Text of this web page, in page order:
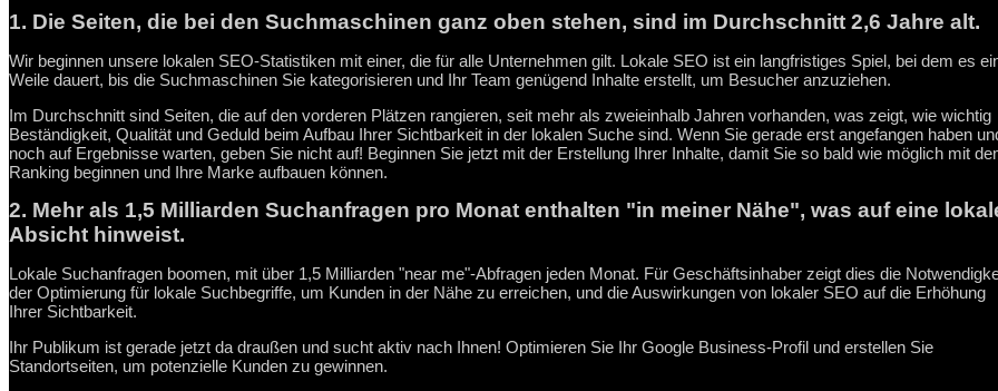
1. Die Seiten, die bei den Suchmaschinen ganz oben stehen, sind im Durchschnitt 2,6 Jahre alt.
Wir beginnen unsere lokalen SEO-Statistiken mit einer, die für alle Unternehmen gilt. Lokale SEO ist ein langfristiges Spiel, bei dem es
Weile dauert, bis die Suchmaschinen Sie kategorisieren und Ihr Team genügend Inhalte erstellt, um Besucher anzuziehen.
Im Durchschnitt sind Seiten, die auf den vorderen Plätzen rangieren, seit mehr als zweieinhalb Jahren vorhanden, was zeigt, wie wichtig
Beständigkeit, Qualität und Geduld beim Aufbau Ihrer Sichtbarkeit in der lokalen Suche sind. Wenn Sie gerade erst angefangen haben
noch auf Ergebnisse warten, geben Sie nicht auf! Beginnen Sie jetzt mit der Erstellung Ihrer Inhalte, damit Sie so bald wie möglich mit
Ranking beginnen und Ihre Marke aufbauen können.
2. Mehr als 1,5 Milliarden Suchanfragen pro Monat enthalten "in meiner Nähe", was auf eine
Absicht hinweist.
Lokale Suchanfragen boomen, mit über 1,5 Milliarden "near me"-Abfragen jeden Monat. Für Geschäftsinhaber zeigt dies die
der Optimierung für lokale Suchbegriffe, um Kunden in der Nähe zu erreichen, und die Auswirkungen von lokaler SEO auf die Erhöhung
Ihrer Sichtbarkeit.
Ihr Publikum ist gerade jetzt da draußen und sucht aktiv nach Ihnen! Optimieren Sie Ihr Google Business-Profil und erstellen Sie
Standortseiten, um potenzielle Kunden zu gewinnen.